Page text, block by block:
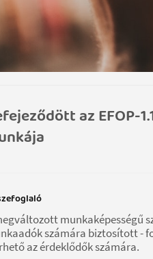
az EFOP-
munkaképességű
számára biztosított -
az érdeklődők számára.